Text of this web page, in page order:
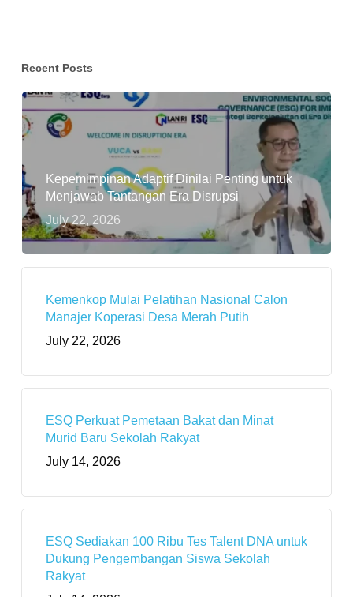
Recent Posts
Kepemimpinan Adaptif Dinilai Penting untuk
Menjawab Tantangan Era Disrupsi
July 22, 2026
Kemenkop Mulai Pelatihan Nasional Calon
Manajer Koperasi Desa Merah Putih
July 22, 2026
ESQ Perkuat Pemetaan Bakat dan Minat
Murid Baru Sekolah Rakyat
July 14, 2026
ESQ Sediakan 100 Ribu Tes Talent DNA untuk
Dukung Pengembangan Siswa Sekolah
Rakyat